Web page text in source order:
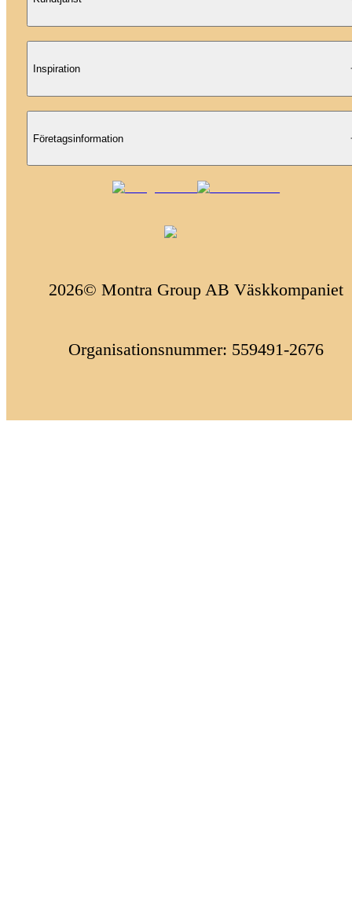
Inspiration
Företagsinformation
2026© Montra Group AB Väskkompaniet
Organisationsnummer: 559491-2676